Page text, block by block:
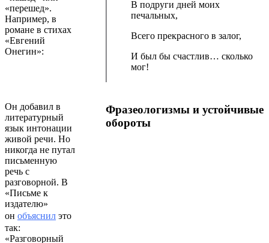
«перешед».
Например, в
романе в стихах
«Евгений
Онегин»:
В подруги дней моих
печальных,
Всего прекрасного в залог,
И был бы счастлив… сколько
мог!
Он добавил в
литературный
язык интонации
живой речи. Но
никогда не путал
письменную
речь с
разговорной. В
«Письме к
издателю»
он объяснил это
так:
«Разговорный
Фразеологизмы и устойчивые
обороты